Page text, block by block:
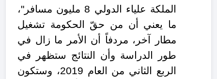
الملكة علياء الدولي 8 مليون مسافر"،
ما يعني أن من حقّ الحكومة تشغيل
مطار آخر، مردفاً أن الأمر ما زال في
طور الدراسة وأن النتائج ستظهر في
الربع الثاني من العام 2019، وستكون